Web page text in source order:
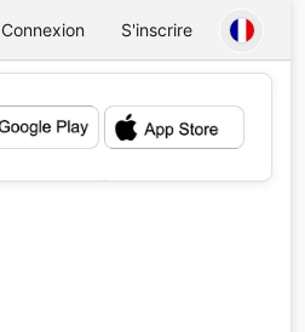
Connexion S'inscrire
💕